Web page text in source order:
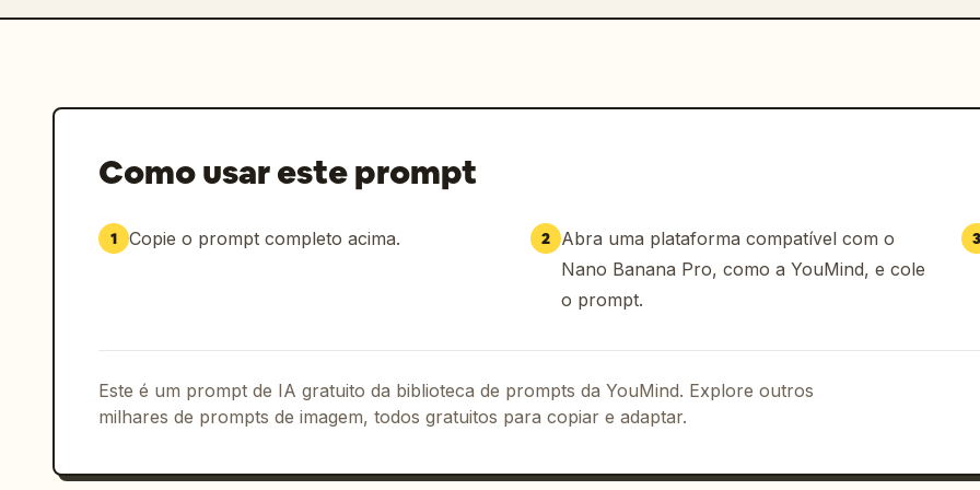
Como usar este prompt
1 Copie o prompt completo acima. 2 Abra uma plataforma compatível com o
Nano Banana Pro, como a YouMind, e cole
o prompt.
Este é um prompt de IA gratuito da biblioteca de prompts da YouMind. Explore outros
milhares de prompts de imagem, todos gratuitos para copiar e adaptar.